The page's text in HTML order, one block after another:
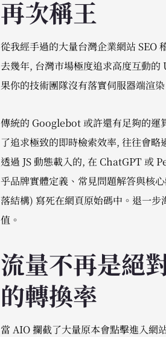
再次稱王
從我經手過的大量台灣企業網站 SEO
去幾年, 台灣市場極度追求高度互動
果你的技術團隊沒有落實伺服器端渲
傳統的 Googlebot 或許還有足夠的運
了追求極致的即時檢索效率, 往往會
透過 JS 動態載入的, 在 ChatGPT 或
乎品牌實體定義、常見問題解答與核
落結構) 寫死在網頁原始碼中。退一
值。
流量不再是絕
的轉換率
當 AIO 攔截了大量原本會點擊進入網